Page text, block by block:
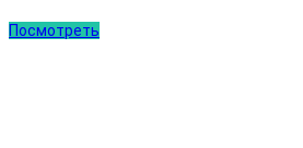
Посмотреть